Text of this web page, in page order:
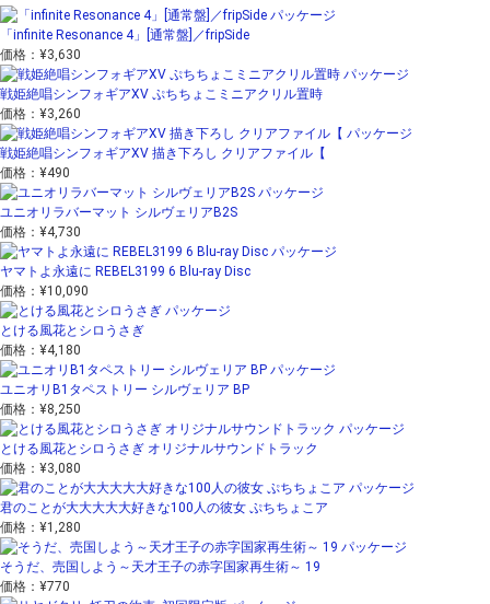
「infinite Resonance 4」[通常盤]／fripSide
価格： ¥3,630
戦姫絶唱シンフォギアXV ぷちちょこミニアクリル置時
価格： ¥3,260
戦姫絶唱シンフォギアXV 描き下ろし クリアファイル【
価格： ¥490
ユニオリラバーマット シルヴェリアB2S
価格： ¥4,730
ヤマトよ永遠に REBEL3199 6 Blu-ray Disc
価格： ¥10,090
とける風花とシロうさぎ
価格： ¥4,180
ユニオリB1タペストリー シルヴェリア BP
価格： ¥8,250
とける風花とシロうさぎ オリジナルサウンドトラック
価格： ¥3,080
君のことが大大大大大好きな100人の彼女 ぷちちょこア
価格： ¥1,280
そうだ、売国しよう～天才王子の赤字国家再生術～ 19
価格： ¥770